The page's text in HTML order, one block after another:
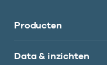
Producten
Data & inzichten